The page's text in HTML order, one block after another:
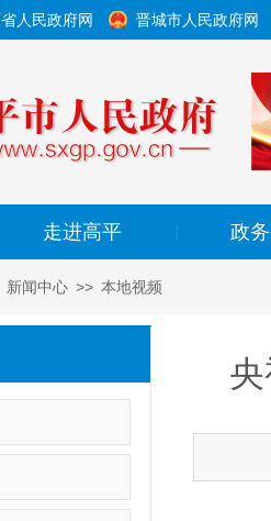
人民政府网 晋城市人民政府网
走进高平 政
新闻中心 >> 本地视频